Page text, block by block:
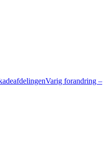
Varig forandring –